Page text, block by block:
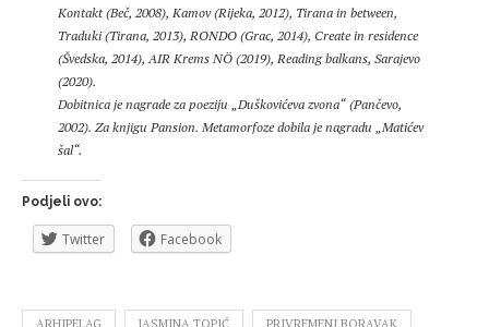
Kontakt (Beč, 2008), Kamov (Rijeka, 2012), Tirana in between,
Traduki (Tirana, 2013), RONDO (Grac, 2014), Create in residence
(Švedska, 2014), AIR Krems NÖ (2019), Reading balkans, Sarajevo
(2020).
Dobitnica je nagrade za poeziju „Duškovićeva zvona“ (Pančevo,
2002). Za knjigu Pansion. Metamorfoze dobila je nagradu „Matićev
šal“.
Podjeli ovo:
Twitter Facebook